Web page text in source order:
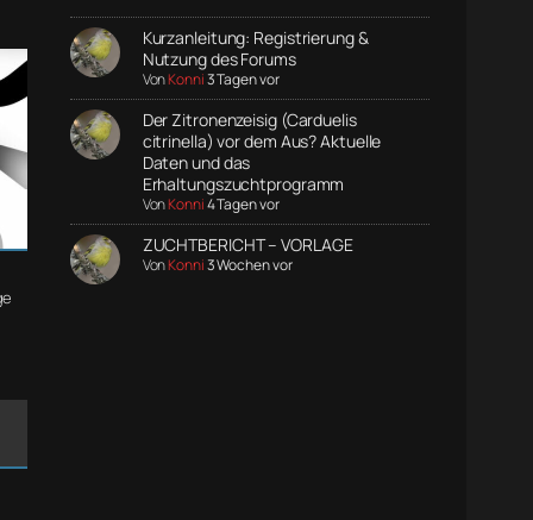
Kurzanleitung: Registrierung &
Nutzung des Forums
VonKonni3 Tagen vor
Der Zitronenzeisig (Carduelis
citrinella) vor dem Aus? Aktuelle
Daten und das
Erhaltungszuchtprogramm
VonKonni4 Tagen vor
ZUCHTBERICHT – VORLAGE
VonKonni3 Wochen vor